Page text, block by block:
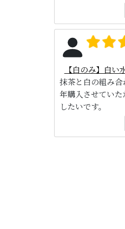
【白のみ】白い
抹茶と白の組み
年購入させてい
したいです。